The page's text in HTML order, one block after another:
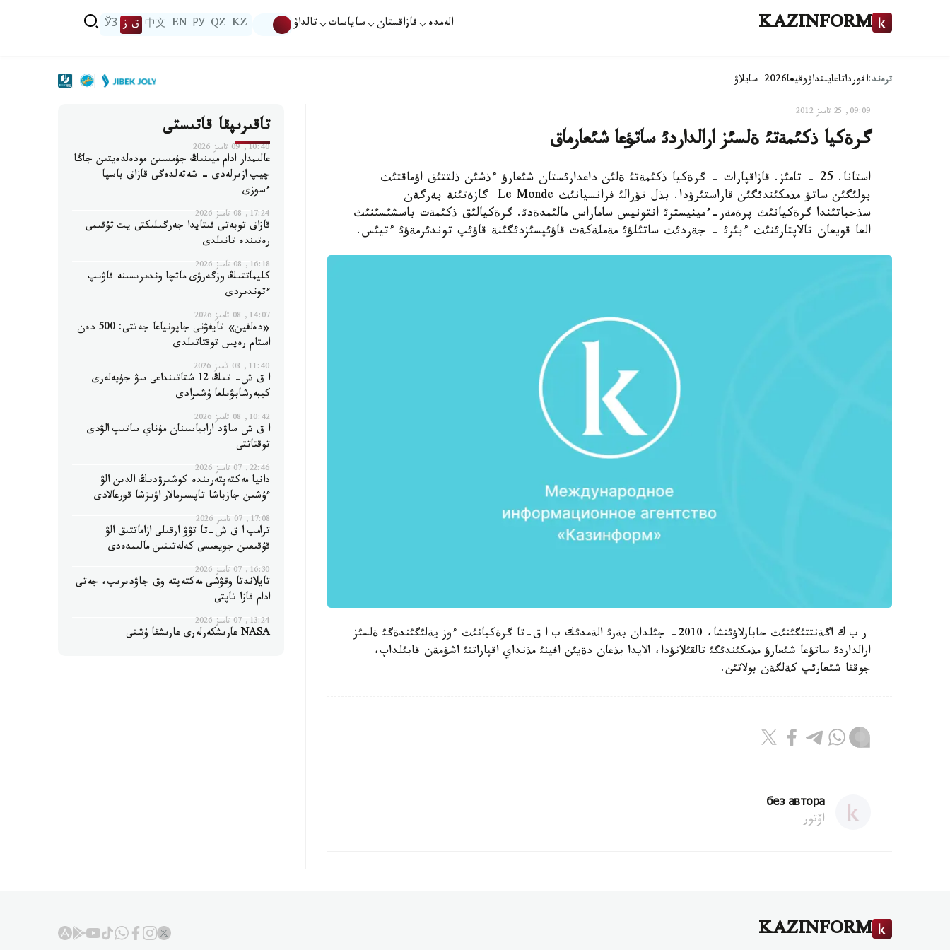
KAZINFORM الەمدە قازاقستان ساياسات تالداۋ KZ
QZ
РУ
EN
中文 ق ز ЎЗ
ترەند:اقورداتاعايىنداۋوقيعا2026-سايلاۋ
09:09, 25 تامىز 2012
گرةكيا ذكئمةتئ ةلسئز ارالداردئ ساتؤعا شئعارماق
استانا. 25 - تامئز. قازاقپارات - گرةكيا ذكئمةتئ ةلئن داعدارئستان شئعارؤ ءذشئن ذلتتئق اؤماقتئث
بولئگئن ساتؤ مذمكئندئگئن قاراستئرؤدا. بذل تؤرالئ فرانسيانئث Le Monde گازةتئنة بةرگةن
سذحباتئندا گرةكيانئث پرةمةر-ءمينيسترئ انتونيس ساماراس مالئمدةدئ. گرةكيالئق ذكئمةت باسشئسئنئث
العا قويعان تالاپتارئنئث ءبئرئ - جةردئث ساتئلؤئ مةملةكةت قاؤئپسئزدئگئنة قاؤئپ توندئرمةؤئ ءتيئس.
ر ب ك اگةنتتئگئنئث حابارلاؤئنشا، 2010- جئلدان بةرئ الةمدئك ب ا ق-تا گرةكيانئث ءوز يةلئگئندةگئ ةلسئز
ارالداردئ ساتؤعا شئعارؤ مذمكئندئگئ تالقئلانؤدا، الايدا بذعان دةيئن افينئ مذنداي اقپاراتتئ اشؤمةن قابئلداپ،
جوققا شئعارئپ كةلگةن بولاتئن.
без автора
اۆتور
تاقىرىپقا قاتىستى
10:40, 09 تامىز 2026
عالىمدار ادام ميىنىڭ جۇمىسىن مودەلدەيتىن جاڭا
چيپ ازىرلەدى - شەتەلدەگى قازاق باسپا
ءسوزى
17:24, 08 تامىز 2026
قازاق توبەتى قىتايدا جەرگىلىكتى يت تۇقىمى
رەتىندە تانىلدى
16:18, 08 تامىز 2026
كليماتتىڭ وزگەرۋى ماتچا وندىرىسىنە قاۋىپ
ءتوندىردى
14:07, 08 تامىز 2026
«دەلفين» تايفۋنى جاپونياعا جەتتى: 500 دەن
استام رەيس توقتاتىلدى
11:40, 08 تامىز 2026
ا ق ش- تىڭ 12 شتاتىنداعى سۋ جۇيەلەرى
كيبەرشابۋىلعا ۇشىرادى
10:42, 08 تامىز 2026
ا ق ش ساۋد ارابياسىنان مۇناي ساتىپ الۋدى
توقتاتتى
22:46, 07 تامىز 2026
دانيا مەكتەپتەرىندە كوشىرۋدىڭ الدىن الۋ
ءۇشىن جازباشا تاپسىرمالار اۋىزشا قورعالادى
17:08, 07 تامىز 2026
ترامپ ا ق ش-تا تۋۋ ارقىلى ازاماتتىق الۋ
قۇقىعىن جويعىسى كەلەتىنىن مالىمدەدى
16:30, 07 تامىز 2026
تايلاندتا وقۋشى مەكتەپتە وق جاۋدىرىپ، جەتى
ادام قازا تاپتى
13:24, 07 تامىز 2026
NASA عارىشكەرلەرى عارىشقا ۇشتى
KAZINFORM